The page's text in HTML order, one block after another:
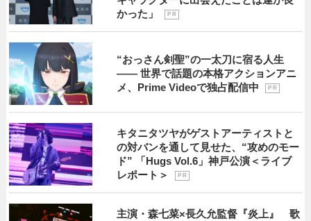
かった」
P R
“おっさん剣聖”の一太刀に宿る人生
―― 世界で話題の本格アクションアニ
メ、Prime Videoで独占配信中
P R
キタニタツヤがゲストアーティストと
の対バンを通して見せた、“攻めのモー
ド” 「Hugs Vol.6」神戸公演＜ライブ
レポート＞
P R
主演・森七菜×長久允監督『炎上』 歌